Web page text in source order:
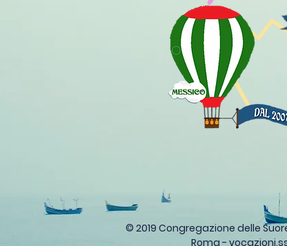
© 2019 Congregazione delle
Roma -